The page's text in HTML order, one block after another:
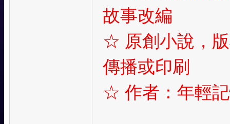
故事改編
☆ 原創小說，
傳播或印刷
☆ 作者：年輕